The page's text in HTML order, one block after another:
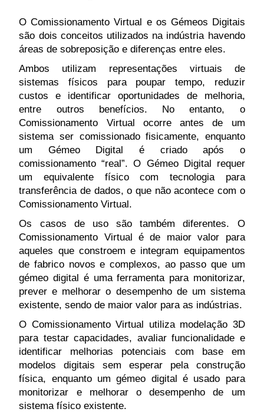
O Comissionamento Virtual e os Gémeos Digitais
são dois conceitos utilizados na indústria havendo
áreas de sobreposição e diferenças entre eles.
Ambos utilizam representações virtuais de
sistemas físicos para poupar tempo, reduzir
custos e identificar oportunidades de melhoria,
entre outros benefícios. No entanto, o
Comissionamento Virtual ocorre antes de um
sistema ser comissionado fisicamente, enquanto
um Gémeo Digital é criado após o
comissionamento “real”. O Gémeo Digital requer
um equivalente físico com tecnologia para
transferência de dados, o que não acontece com o
Comissionamento Virtual.
Os casos de uso são também diferentes. O
Comissionamento Virtual é de maior valor para
aqueles que constroem e integram equipamentos
de fabrico novos e complexos, ao passo que um
gémeo digital é uma ferramenta para monitorizar,
prever e melhorar o desempenho de um sistema
existente, sendo de maior valor para as indústrias.
O Comissionamento Virtual utiliza modelação 3D
para testar capacidades, avaliar funcionalidade e
identificar melhorias potenciais com base em
modelos digitais sem esperar pela construção
física, enquanto um gémeo digital é usado para
monitorizar e melhorar o desempenho de um
sistema físico existente.